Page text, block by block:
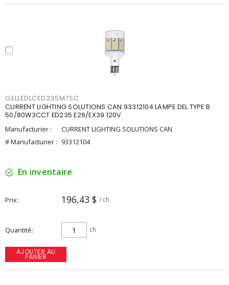
GELLEDLCED235M7SC
CURRENT LIGHTING SOLUTIONS CAN 93312104 LAMPE DEL TYPE B
50/80W3CCT ED235 E26/EX39 120V
Manufacturier :
CURRENT LIGHTING SOLUTIONS CAN
# Manufacturier : 93312104
En inventaire
Prix 196,43 $ / ch
Quantité ch
AJOUTER AU
PANIER